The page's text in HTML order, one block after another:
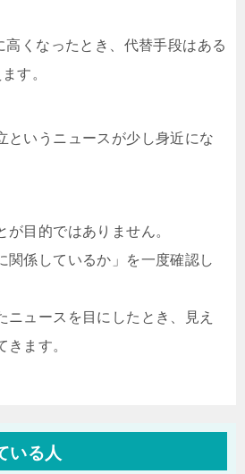
くなったとき、代替手段はある
す。
というニュースが少し身近にな
が目的ではありません。
関係しているか」を一度確認し
ニュースを目にしたとき、見え
ます。
いる人